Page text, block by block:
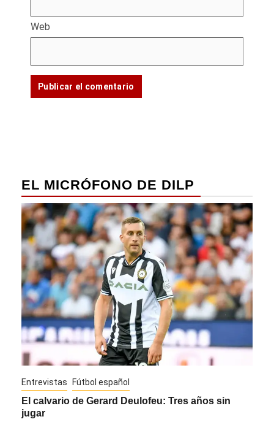
Web
EL MICRÓFONO DE DILP
Entrevistas Fútbol español
El calvario de Gerard Deulofeu: Tres años sin
jugar